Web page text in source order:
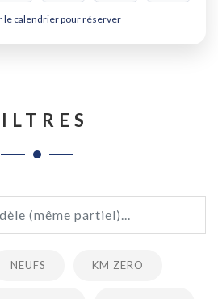
le calendrier pour réserver
NEUFS KM ZERO